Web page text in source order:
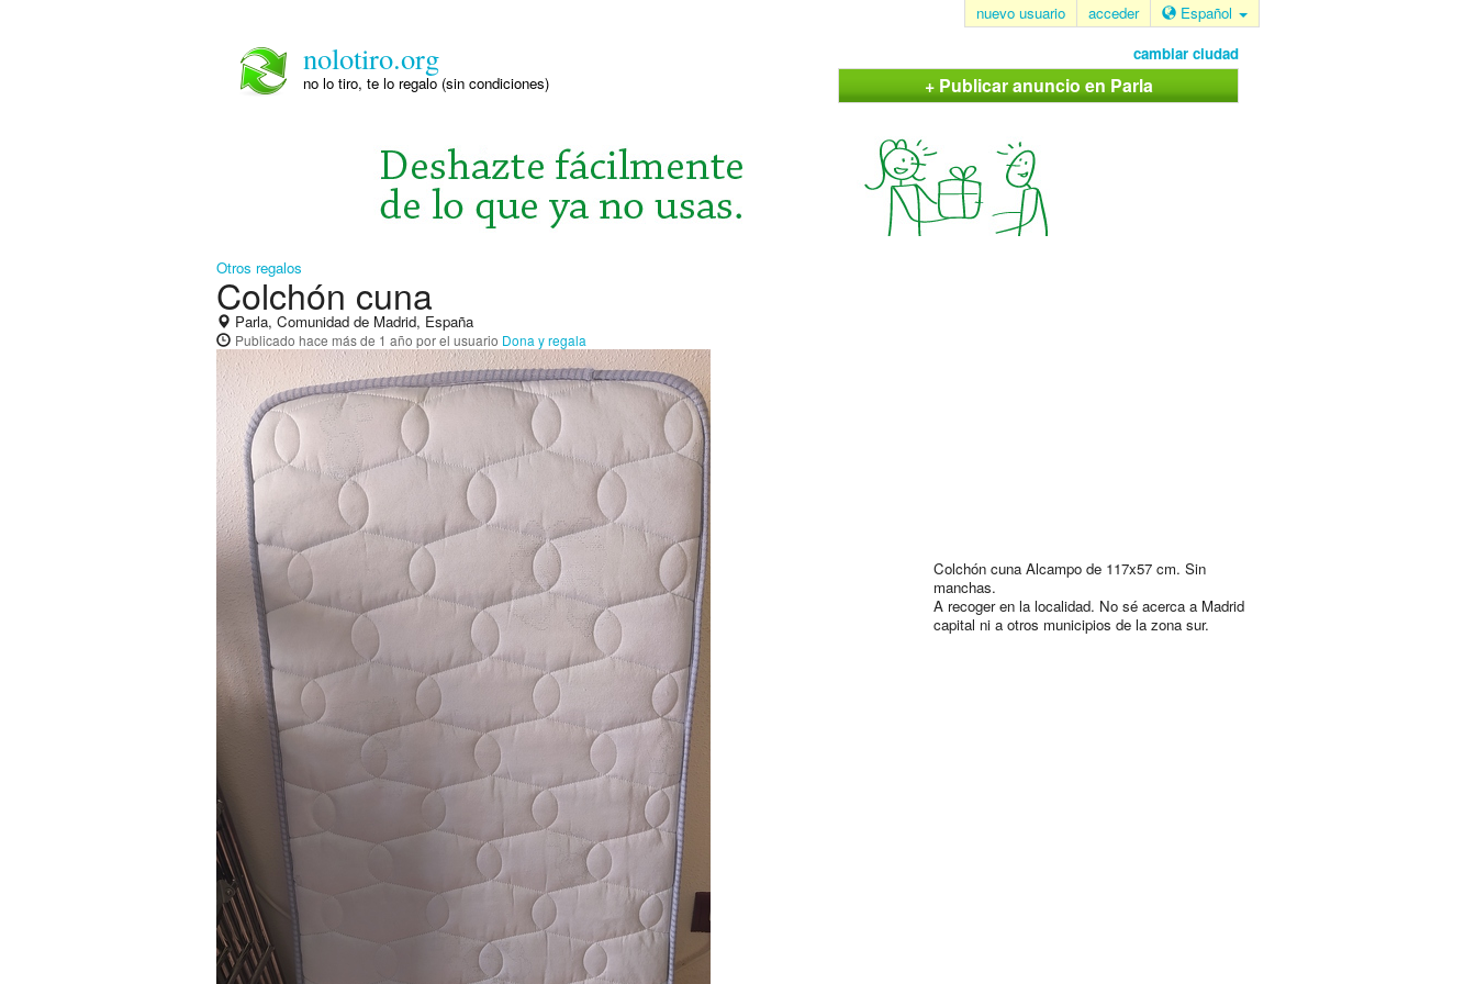
nuevo usuario acceder Español
nolotiro.org
no lo tiro, te lo regalo (sin condiciones)
cambiar ciudad
+ Publicar anuncio en Parla
Otros regalos
Colchón cuna
Parla, Comunidad de Madrid, España
Publicado hace más de 1 año por el usuario Dona y regala
Colchón cuna Alcampo de 117x57 cm. Sin
manchas.
A recoger en la localidad. No sé acerca a Madrid
capital ni a otros municipios de la zona sur.